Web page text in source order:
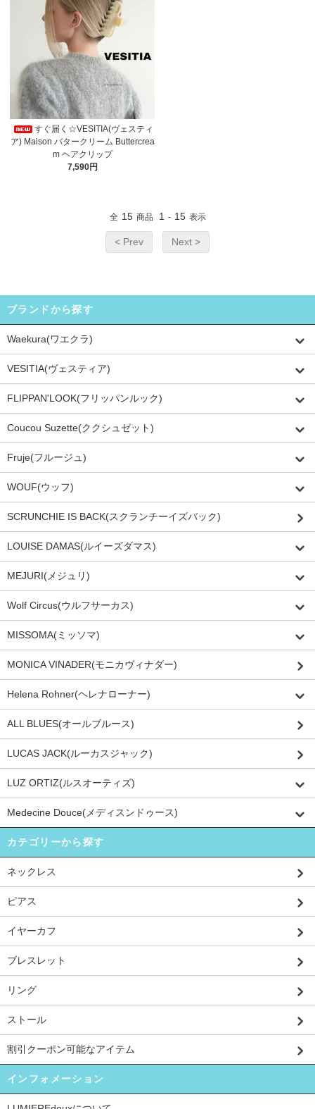
すぐ届く☆VESITIA(ヴェスティ
ア) Maison バタークリーム Buttercrea
m ヘアクリップ
7,590円
全 15 商品 1 - 15 表示
< Prev Next >
ブランドから探す
Waekura(ワエクラ)
VESITIA(ヴェスティア)
FLIPPAN'LOOK(フリッパンルック)
Coucou Suzette(ククシュゼット)
Fruje(フルージュ)
WOUF(ウッフ)
SCRUNCHIE IS BACK(スクランチーイズバック)
LOUISE DAMAS(ルイーズダマス)
MEJURI(メジュリ)
Wolf Circus(ウルフサーカス)
MISSOMA(ミッソマ)
MONICA VINADER(モニカヴィナダー)
Helena Rohner(ヘレナローナー)
ALL BLUES(オールブルース)
LUCAS JACK(ルーカスジャック)
LUZ ORTIZ(ルスオーティズ)
Medecine Douce(メディスンドゥース)
カテゴリーから探す
ネックレス
ピアス
イヤーカフ
ブレスレット
リング
ストール
割引クーポン可能なアイテム
インフォメーション